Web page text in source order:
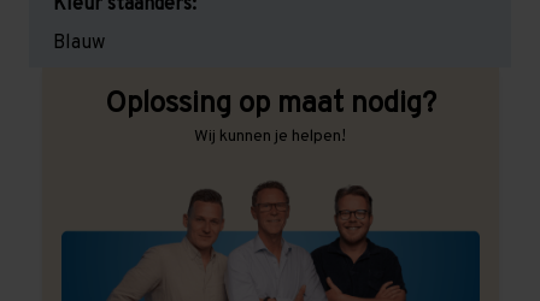
Blauw
Oplossing op maat nodig?
Wij kunnen je helpen!